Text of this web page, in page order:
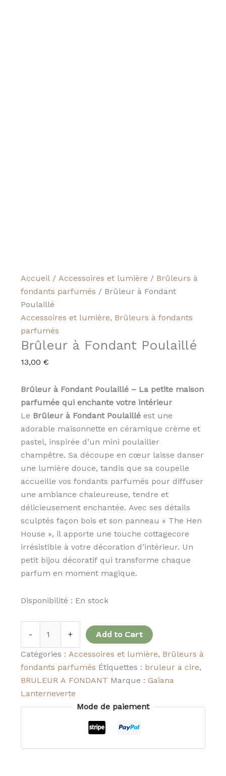
Accueil/ Accessoires et lumière / Brûleurs à
fondants parfumés / Brûleur à Fondant
Poulaillé
Accessoires et lumière, Brûleurs à fondants
parfumés
Brûleur à Fondant Poulaillé
13,00 €
Brûleur à Fondant Poulaillé – La petite maison
parfumée qui enchante votre intérieur
Le Brûleur à Fondant Poulailléest une
adorable maisonnette en céramique crème et
pastel, inspirée d’un mini poulailler
champêtre. Sa découpe en cœur laisse danser
une lumière douce, tandis que sa coupelle
accueille vos fondants parfumés pour diffuser
une ambiance chaleureuse, tendre et
délicieusement enchantée. Avec ses détails
sculptés façon bois et son panneau « The Hen
House », il apporte une touche cottagecore
irrésistible à votre décoration d’intérieur. Un
petit bijou décoratif qui transforme chaque
parfum en moment magique.
Disponibilité : En stock
- + Add to Cart
Catégories : Accessoires et lumière, Brûleurs à
fondants parfumés Étiquettes : bruleur a cire,
BRULEUR A FONDANT Marque : Gaïana
Lanterneverte
Mode de paiement